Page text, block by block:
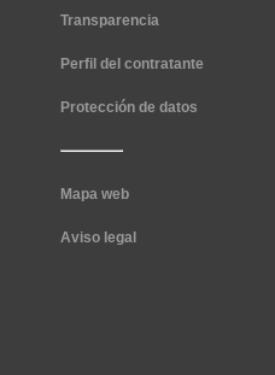
Transparencia
Perfil del contratante
Protección de datos
Mapa web
Aviso legal